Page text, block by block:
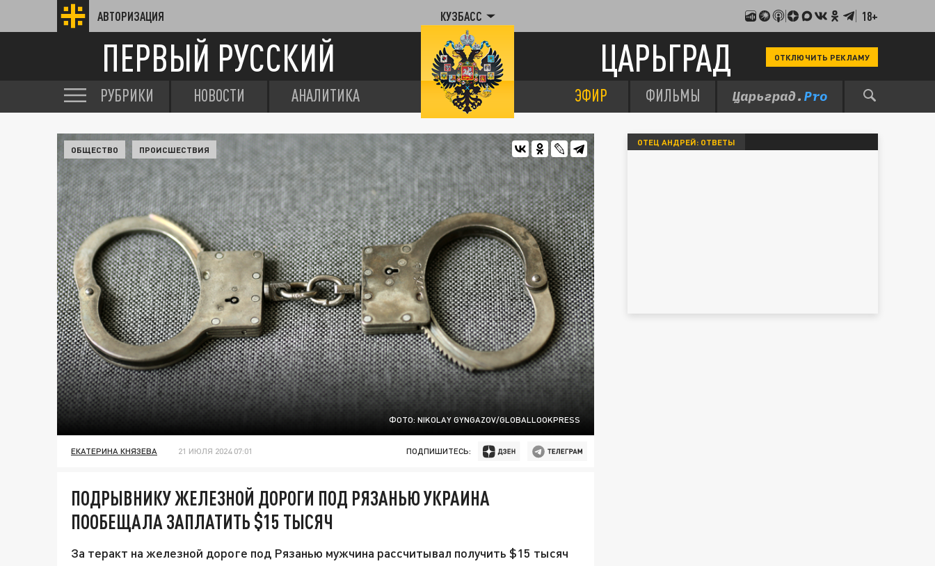
АВТОРИЗАЦИЯ КУЗБАСС 18+
ПЕРВЫЙ РУССКИЙ ЦАРЬГРАД ОТКЛЮЧИТЬ РЕКЛАМУ
РУБРИКИ НОВОСТИ АНАЛИТИКА ЭФИР ФИЛЬМЫ
ФОТО: NIKOLAY GYNGAZOV/GLOBALLOOKPRESS
ОБЩЕСТВО ПРОИСШЕСТВИЯ
ЕКАТЕРИНА КНЯЗЕВА 21 ИЮЛЯ 2024 07:01 ПОДПИШИТЕСЬ:
ПОДРЫВНИКУ ЖЕЛЕЗНОЙ ДОРОГИ ПОД РЯЗАНЬЮ УКРАИНА
ПООБЕЩАЛА ЗАПЛАТИТЬ $15 ТЫСЯЧ
За теракт на железной дороге под Рязанью мужчина рассчитывал получить $15 тысяч
ОТЕЦ АНДРЕЙ: ОТВЕТЫ